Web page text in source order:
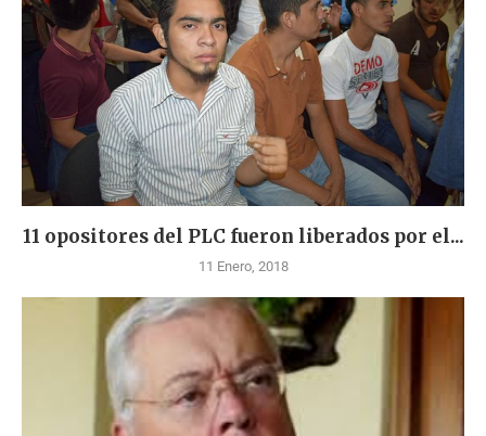
11 opositores del PLC fueron liberados por el...
11 Enero, 2018